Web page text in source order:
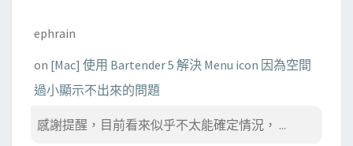
ephrain
on [Mac] 使用 Bartender 5 解決 Menu icon 因為空間
過小顯示不出來的問題
感謝提醒，目前看來似乎不太能確定情況， ...